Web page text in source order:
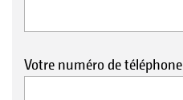
Votre numéro de téléphone